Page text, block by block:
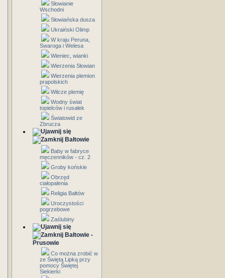
Słowianie
Wschodni
Słowiańska dusza
Ukraiński Olimp
W kraju Peruna,
Swaroga i Welesa
Wieniec, wianki
Wierzenia Słowian
Wierzenia plemion
prapolskich
Wilcze plemię
Wodny świat
topielców i rusałek
Światowid ze
Zbrucza
Bałtowie
Baby w fabryce
męczenników - cz. 2
Groby końskie
Obrzęd
ciałopalenia
Religia Bałtów
Uroczystości
pogrzebowe
Zaślubiny
Bałtowie -
Prusowie
Co można zrobić w
ze Świętą Lipką przy
pomocy Świętej
Siekierki